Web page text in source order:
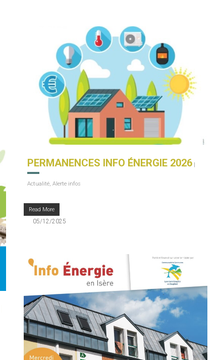
PERMANENCES INFO ÉNERGIE 2026 |
Actualité,Alerte infos
Read More
05/12/2025